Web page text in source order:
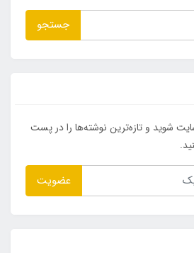
جستجو
شوید و تازه‌ترین نوشته‌ها را در پست
عضویت